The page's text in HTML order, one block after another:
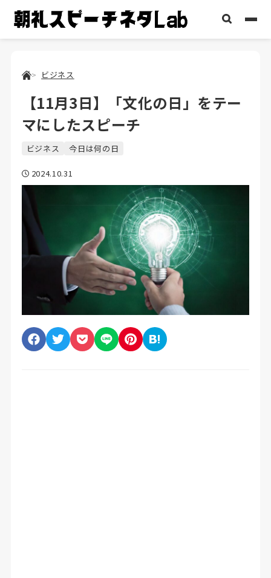
ビジネス
【11月3日】「文化の日」をテー
マにしたスピーチ
ビジネス 今日は何の日
2024.10.31